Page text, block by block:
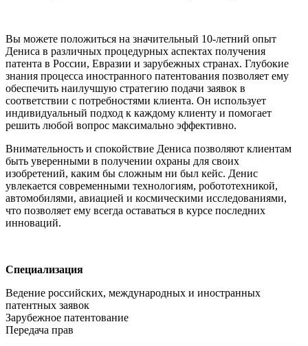
Вы можете положиться на значительный 10-летний опыт
Дениса в различных процедурных аспектах получения
патента в России, Евразии и зарубежных странах. Глубокие
знания процесса иностранного патентования позволяет ему
обеспечить наилучшую стратегию подачи заявок в
соответствии с потребностями клиента. Он использует
индивидуальный подход к каждому клиенту и помогает
решить любой вопрос максимально эффективно.
Внимательность и спокойствие Дениса позволяют клиентам
быть уверенными в получении охраны для своих
изобретений, каким бы сложным ни был кейс. Денис
увлекается современными технологиям, робототехникой,
автомобилями, авиацией и космическими исследованиями,
что позволяет ему всегда оставаться в курсе последних
инноваций.
Специализация
Ведение российских, международных и иностранных
патентных заявок
Зарубежное патентование
Передача прав